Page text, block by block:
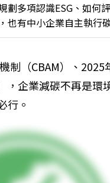
劃多項認識ESG、如何
也有中小企業自主執行
制（CBAM）、
，企業減碳不再是環
行。